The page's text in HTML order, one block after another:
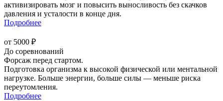
активизировать мозг и повысить выносливость без скачков
давления и усталости в конце дня.
Подробнее
от 5000 ₽
До соревнований
Форсаж перед стартом.
Подготовка организма к высокой физической или ментальной
нагрузке. Больше энергии, больше силы — меньше риска
переутомления.
Подробнее